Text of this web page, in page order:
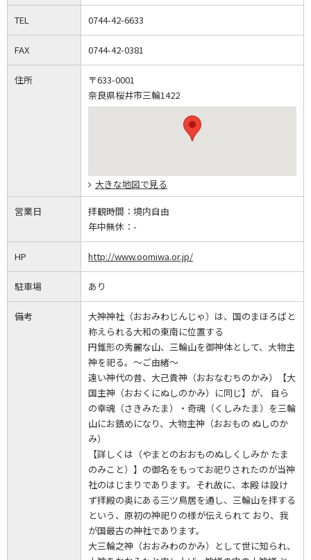
TEL 0744-42-6633
FAX 0744-42-0381
住所
〒633-0001
奈良県桜井市三輪1422
大きな地図で見る
営業日 拝観時間： 境内自由
年中無休： -
HP http://www.oomiwa.or.jp/
駐車場 あり
備考
大神神社（おおみわじんじゃ）は、国のまほろばと
称えられる大和の東南に位置する
円錐形の秀麗な山、三輪山を御神体として、大物主
神を祀る。～ご由緒～
遠い神代の昔、大己貴神（おおなむちのかみ）【大
国主神（おおくにぬしのかみ）に同じ】が、 自ら
の幸魂（さきみたま）・奇魂（くしみたま）を三輪
山にお鎮めになり、大物主神（おおもの ぬしのか
み）
【詳しくは（やまとのおおものぬしくしみか たま
のみこと）】の御名をもってお祀りされたのが当神
社のはじまりであります。それ故に、本殿 は設け
ず拝殿の奥にある三ツ鳥居を通し、三輪山を拝する
という、原初の神祀りの様が伝えられて おり、我
が国最古の神社であります。
大三輪之神（おおみわのかみ）として世に知られ、